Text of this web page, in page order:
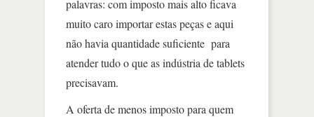
palavras: com imposto mais alto ficava
muito caro importar estas peças e aqui
não havia quantidade suficiente para
atender tudo o que as indústria de tablets
precisavam.
A oferta de menos imposto para quem